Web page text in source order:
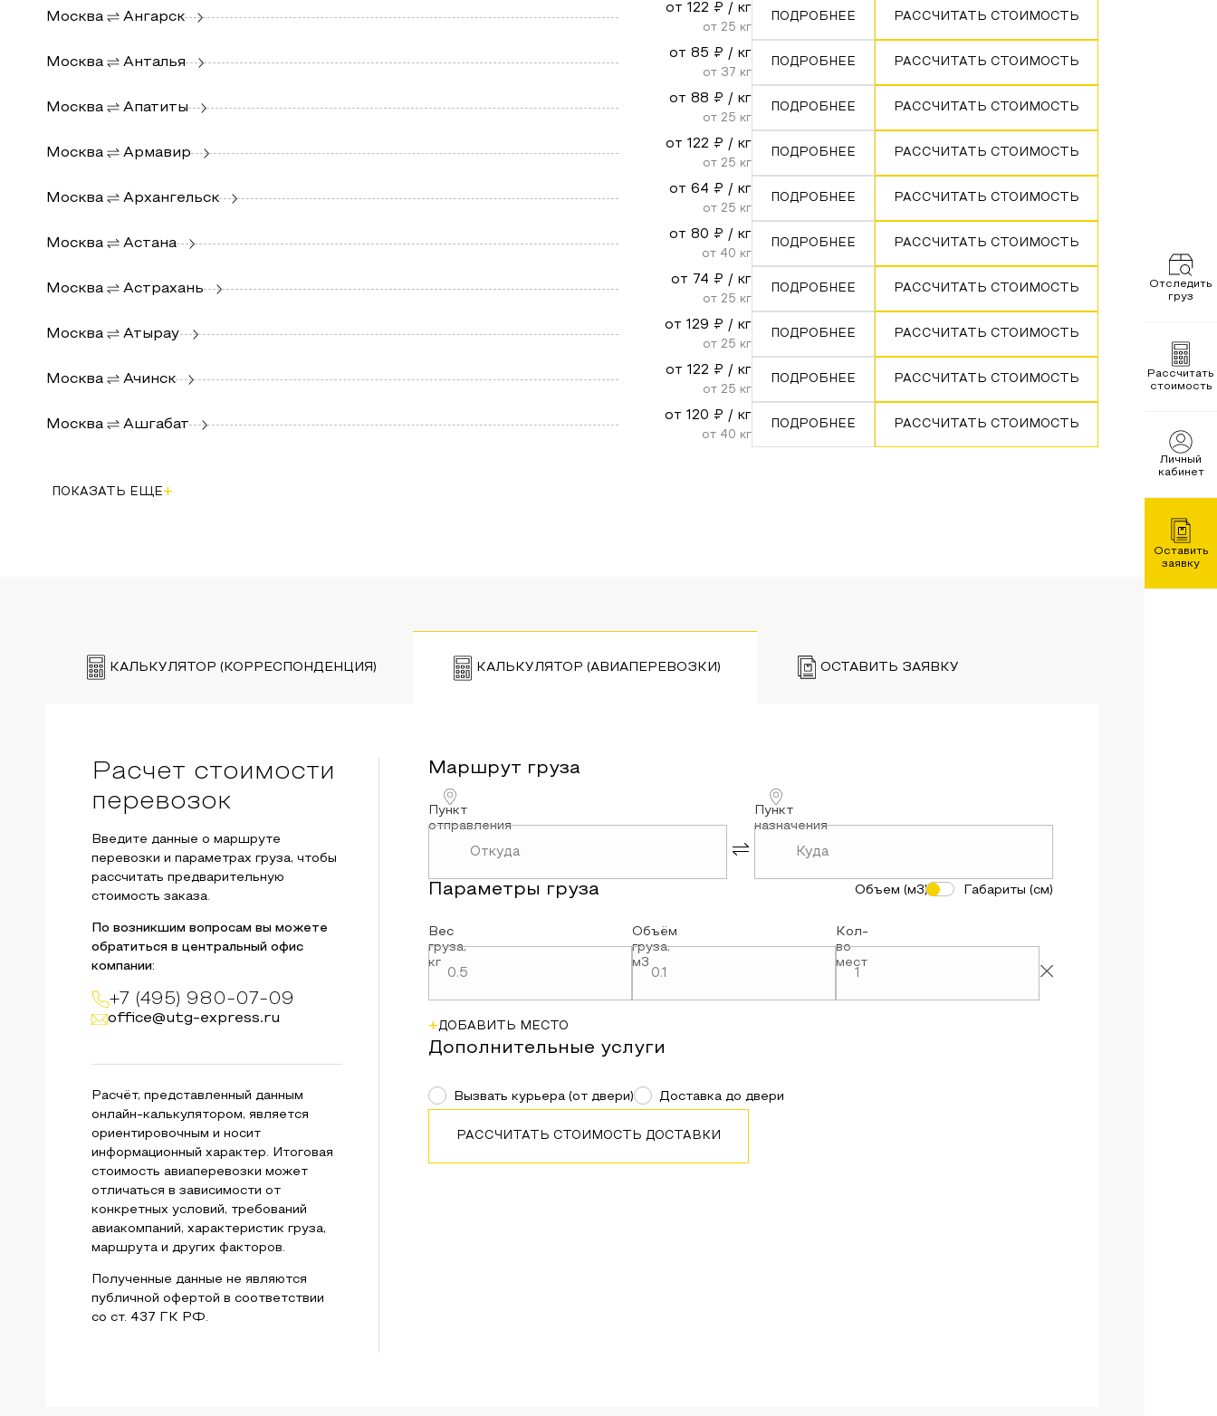
Отследить
груз
Рассчитать
стоимость
Личный
кабинет
Оставить
заявку
Москва Ангарск
от122 ₽ / кг
от 25 кг
ПОДРОБНЕЕ РАССЧИТАТЬ СТОИМОСТЬ
Москва Анталья
от85 ₽ / кг
от 37 кг
ПОДРОБНЕЕ РАССЧИТАТЬ СТОИМОСТЬ
Москва Апатиты
от88 ₽ / кг
от 25 кг
ПОДРОБНЕЕ РАССЧИТАТЬ СТОИМОСТЬ
Москва Армавир
от122 ₽ / кг
от 25 кг
ПОДРОБНЕЕ РАССЧИТАТЬ СТОИМОСТЬ
Москва Архангельск
от64 ₽ / кг
от 25 кг
ПОДРОБНЕЕ РАССЧИТАТЬ СТОИМОСТЬ
Москва Астана
от80 ₽ / кг
от 40 кг
ПОДРОБНЕЕ РАССЧИТАТЬ СТОИМОСТЬ
Москва Астрахань
от 74 ₽ / кг
от 25 кг
ПОДРОБНЕЕ РАССЧИТАТЬ СТОИМОСТЬ
Москва Атырау
от129 ₽ / кг
от 25 кг
ПОДРОБНЕЕ РАССЧИТАТЬ СТОИМОСТЬ
Москва Ачинск
от122 ₽ / кг
от 25 кг
ПОДРОБНЕЕ РАССЧИТАТЬ СТОИМОСТЬ
Москва Ашгабат
от120 ₽ / кг
от 40 кг
ПОДРОБНЕЕ РАССЧИТАТЬ СТОИМОСТЬ
ПОКАЗАТЬ ЕЩЕ+
КАЛЬКУЛЯТОР (КОРРЕСПОНДЕНЦИЯ) КАЛЬКУЛЯТОР (АВИАПЕРЕВОЗКИ) ОСТАВИТЬ ЗАЯВКУ
Расчет стоимости
перевозок
Введите данные о маршруте
перевозки и параметрах груза, чтобы
рассчитать предварительную
стоимость заказа.
По возникшим вопросам вы можете
обратиться в центральный офис
компании:
+7 (495) 980-07-09
office@utg-express.ru
Расчёт, представленный данным
онлайн-калькулятором, является
ориентировочным и носит
информационный характер. Итоговая
стоимость авиаперевозки может
отличаться в зависимости от
конкретных условий, требований
авиакомпаний, характеристик груза,
маршрута и других факторов.
Полученные данные не являются
публичной офертой в соответствии
со ст. 437 ГК РФ.
Маршрут груза
Пункт
отправления
Пункт
назначения
Параметры груза Объем (м3) Габариты (см)
Вес
груза,
кг
Объём
груза,
м3
Кол-
во
мест
+ДОБАВИТЬ МЕСТО
Дополнительные услуги
Вызвать курьера (от двери) Доставка до двери
РАССЧИТАТЬ СТОИМОСТЬ ДОСТАВКИ